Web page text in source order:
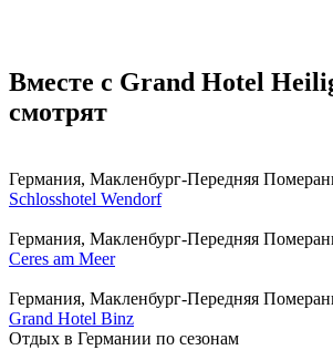
Вместе с Grand Hotel
смотрят
Германия, Макленбург-Передняя
Schlosshotel Wendorf
Германия, Макленбург-Передняя
Ceres am Meer
Германия, Макленбург-Передняя
Grand Hotel Binz
Отдых в Германии по сезонам